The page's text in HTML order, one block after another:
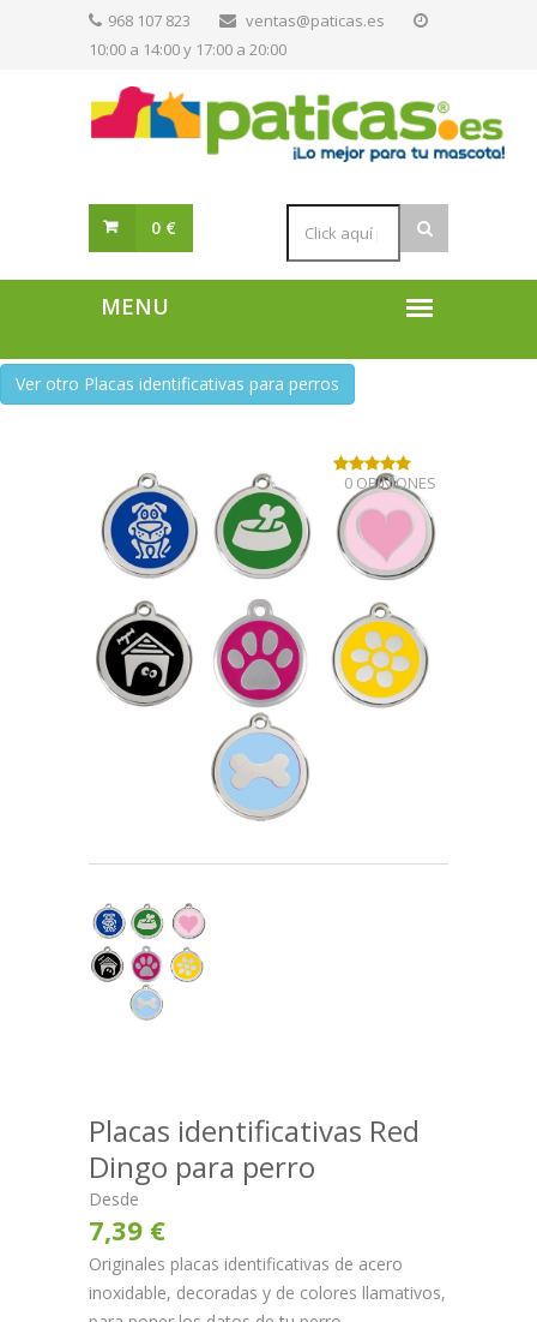
968 107 823
ventas@paticas.es
10:00 a 14:00 y 17:00 a 20:00
0 €
Ver otro Placas identificativas para perros
Placas identificativas Red
Dingo para perro
Desde
7,39 €
0 OPINIONES
Originales placas identificativas de acero
inoxidable, decoradas y de colores llamativos,